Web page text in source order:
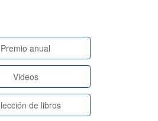
Premio anual
Videos
de libros